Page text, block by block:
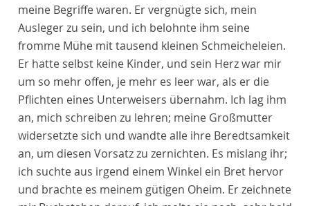
meine Begriffe waren. Er vergnügte sich, mein
Ausleger zu sein, und ich belohnte ihm seine
fromme Mühe mit tausend kleinen Schmeicheleien.
Er hatte selbst keine Kinder, und sein Herz war mir
um so mehr offen, je mehr es leer war, als er die
Pflichten eines Unterweisers übernahm. Ich lag ihm
an, mich schreiben zu lehren; meine Großmutter
widersetzte sich und wandte alle ihre Beredtsamkeit
an, um diesen Vorsatz zu zernichten. Es mislang ihr;
ich suchte aus irgend einem Winkel ein Bret hervor
und brachte es meinem gütigen Oheim. Er zeichnete